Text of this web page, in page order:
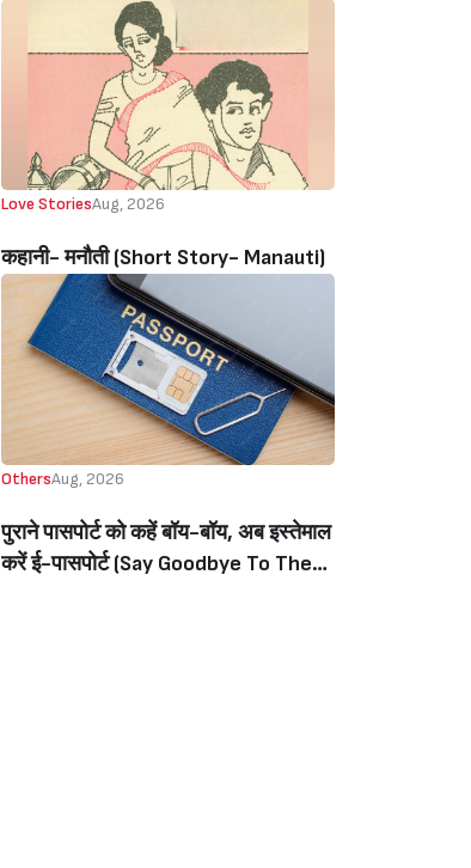
Dark Path Of Crime?)
Love StoriesAug, 2026
कहानी- मनौती (Short Story- Manauti)
OthersAug, 2026
पुराने पासपोर्ट को कहें बॉय-बॉय, अब इस्तेमाल
करें ई-पासपोर्ट (Say Goodbye To The